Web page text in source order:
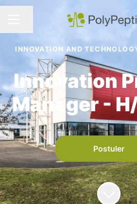
Partager la page
INNOVATION AND
Innovation
Manager -
Postuler